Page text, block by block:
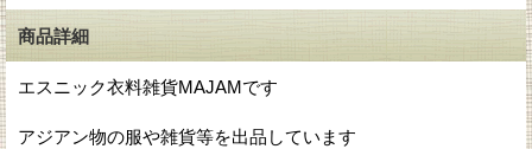
商品詳細
エスニック衣料雑貨MAJAMです
アジアン物の服や雑貨等を出品しています